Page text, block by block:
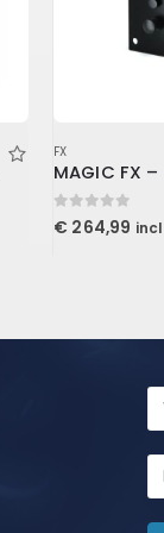
FX
0out of 5
€ 264,99